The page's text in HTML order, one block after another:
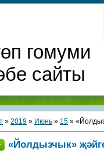
гомуми
сайты
» 2019 » Июнь » 15 »
«Йолдызчык»